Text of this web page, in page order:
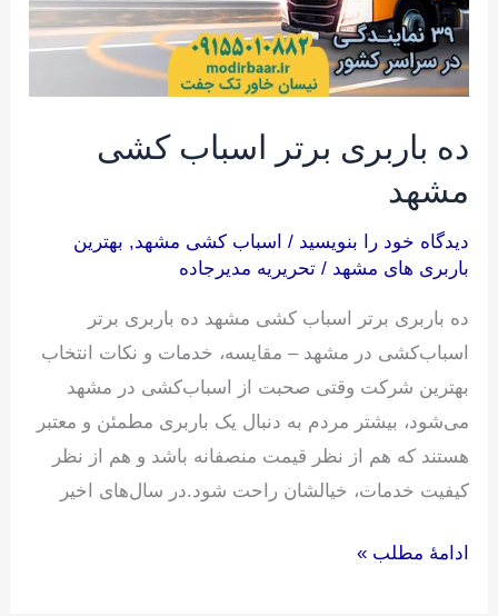
ده باربری برتر اسباب کشی
مشهد
دیدگاه‌ خود را بنویسید / اسباب کشی مشهد, بهترین
باربری های مشهد /تحریریه مدیرجاده
ده باربری برتر اسباب کشی مشهد ده باربری برتر
اسباب‌کشی در مشهد – مقایسه، خدمات و نکات انتخاب
بهترین شرکت وقتی صحبت از اسباب‌کشی در مشهد
می‌شود، بیشتر مردم به دنبال یک باربری مطمئن و معتبر
هستند که هم از نظر قیمت منصفانه باشد و هم از نظر
کیفیت خدمات، خیالشان راحت شود.در سال‌های اخیر
ادامۀ مطلب »